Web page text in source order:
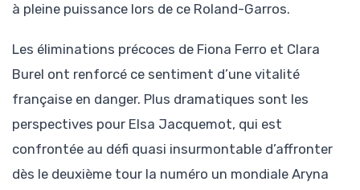
à pleine puissance lors de ce Roland-Garros.
Les éliminations précoces de Fiona Ferro et Clara
Burel ont renforcé ce sentiment d’une vitalité
française en danger. Plus dramatiques sont les
perspectives pour Elsa Jacquemot, qui est
confrontée au défi quasi insurmontable d’affronter
dès le deuxième tour la numéro un mondiale Aryna